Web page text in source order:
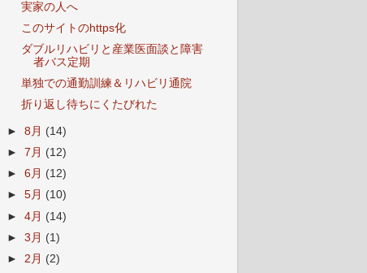
実家の人へ
このサイトのhttps化
ダブルリハビリと産業医面談と障害
者バス定期
単独での通勤訓練＆リハビリ通院
折り返し待ちにくたびれた
►8月 (14)
►7月 (12)
►6月 (12)
►5月 (10)
►4月 (14)
►3月 (1)
► 2月 (2)